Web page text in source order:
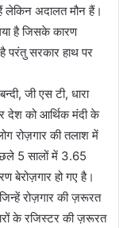
लेकिन अदालत मौन हैं।
है जिसके कारण
है परंतु सरकार हाथ पर
जी एस टी, धारा
देश को आर्थिक मंदी के
रोज़गार की तलाश में
5 सालों में 3.65
बेरोज़गार हो गए है।
रोज़गार की ज़रूरत
के रजिस्टर की ज़रूरत